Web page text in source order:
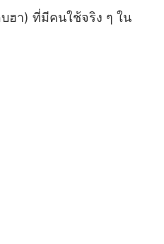
ฮา) ที่มีคนใช้จริง ๆ ใน